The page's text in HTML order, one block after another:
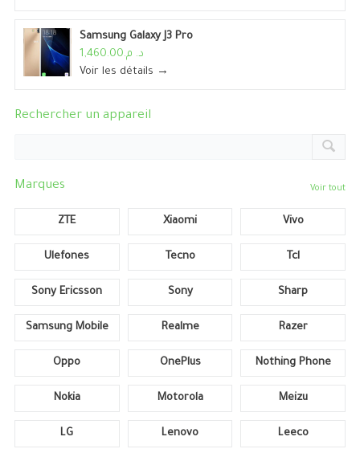
Samsung Galaxy J3 Pro
د. م.1,460.00
Voir les détails →
Rechercher un appareil
Marques Voir tout
ZTE Xiaomi Vivo
Ulefones Tecno Tcl
Sony Ericsson Sony Sharp
Samsung Mobile Realme Razer
Oppo OnePlus Nothing Phone
Nokia Motorola Meizu
LG Lenovo Leeco